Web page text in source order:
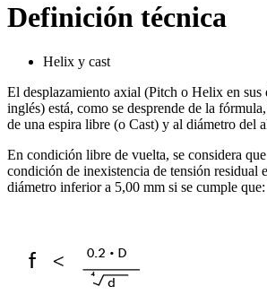
Definición técnica
Helix y cast
El desplazamiento axial (Pitch o Helix en sus
inglés) está, como se desprende de la
de una espira libre (o Cast) y al diámetro del
En condición libre de vuelta, se considera que
condición de inexistencia de tensión residual
diámetro inferior a 5,00 mm si se cumple que: